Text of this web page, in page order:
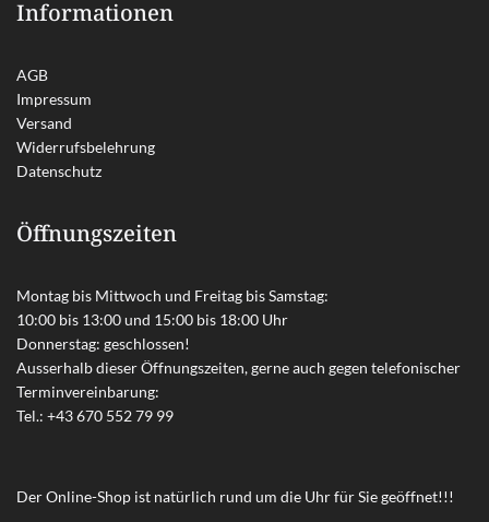
Informationen
AGB
Impressum
Versand
Widerrufsbelehrung
Datenschutz
Öffnungszeiten
Montag bis Mittwoch und Freitag bis Samstag:
10:00 bis 13:00 und 15:00 bis 18:00 Uhr
Donnerstag: geschlossen!
Ausserhalb dieser Öffnungszeiten, gerne auch gegen telefonischer
Terminvereinbarung:
Tel.: +43 670 552 79 99
Der Online-Shop ist natürlich rund um die Uhr für Sie geöffnet!!!